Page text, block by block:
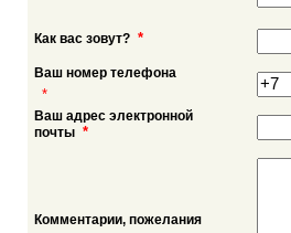
Как вас зовут? *
Ваш номер телефона
*
Ваш адрес электронной
почты *
Комментарии, пожелания